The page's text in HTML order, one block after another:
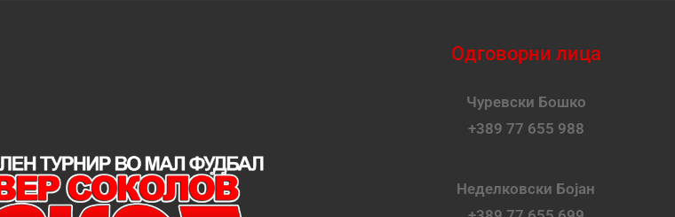
Одговорни лица
Чуревски Бошко
+389 77 655 988
Неделковски Бојан